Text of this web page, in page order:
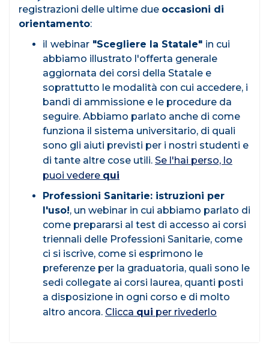
registrazioni delle ultime due occasioni di
orientamento:
il webinar "Scegliere la Statale" in cui
abbiamo illustrato l'offerta generale
aggiornata dei corsi della Statale e
soprattutto le modalità con cui accedere, i
bandi di ammissione e le procedure da
seguire. Abbiamo parlato anche di come
funziona il sistema universitario, di quali
sono gli aiuti previsti per i nostri studenti e
di tante altre cose utili. Se l'hai perso, lo
puoi vedere qui
Professioni Sanitarie: istruzioni per
l'uso!, un webinar in cui abbiamo parlato di
come prepararsi al test di accesso ai corsi
triennali delle Professioni Sanitarie, come
ci si iscrive, come si esprimono le
preferenze per la graduatoria, quali sono le
sedi collegate ai corsi laurea, quanti posti
a disposizione in ogni corso e di molto
altro ancora. Clicca qui per rivederlo